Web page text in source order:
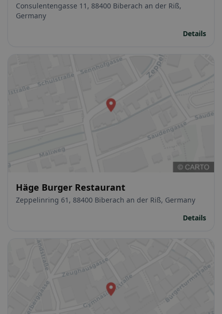
Consulentengasse 11, 88400 Biberach an der Riß,
Germany
Details
Häge Burger Restaurant
Zeppelinring 61, 88400 Biberach an der Riß, Germany
Details